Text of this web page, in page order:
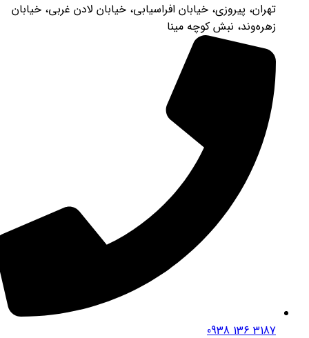
تهران، پیروزی، خیابان افراسیابی، خیابان لادن غربی، خیابان
زهره‌وند، نبش کوچه مینا
3187 136 0938